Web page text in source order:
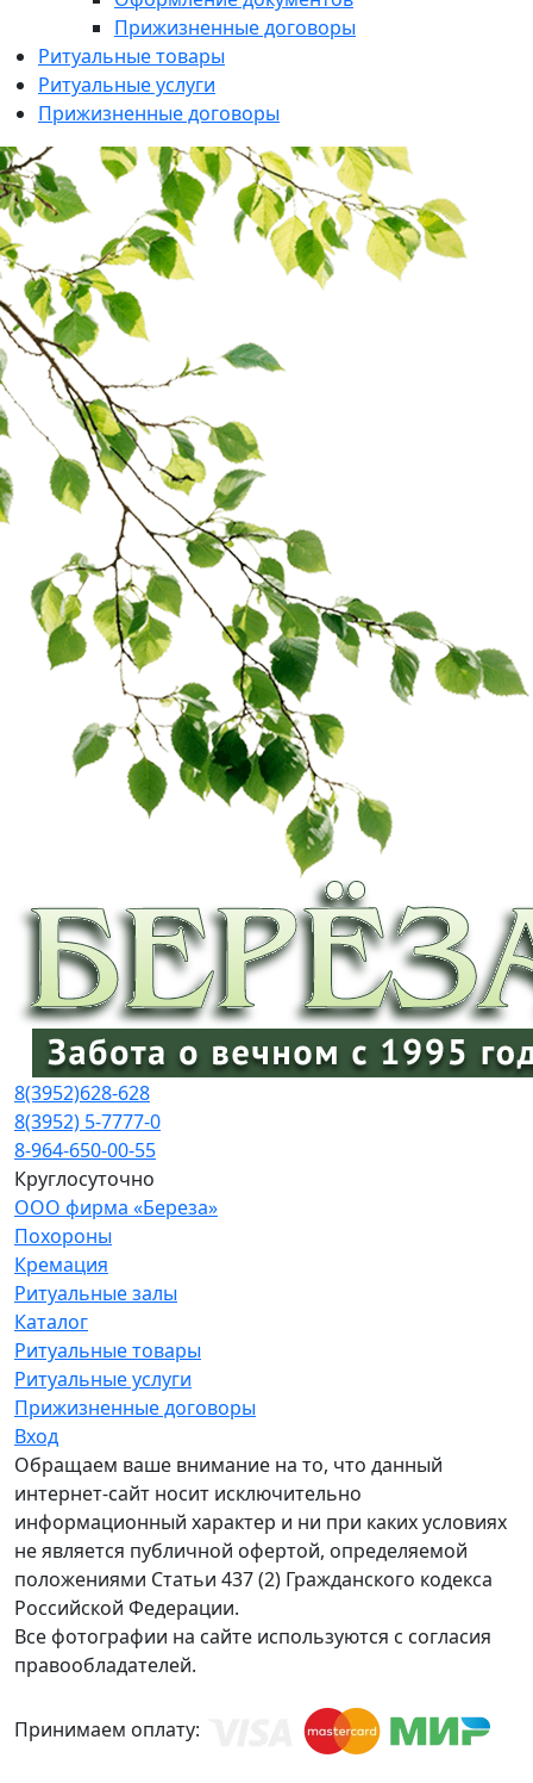
Прижизненные договоры
Ритуальные товары
Ритуальные услуги
Прижизненные договоры
8(3952)628-628
8(3952) 5-7777-0
8-964-650-00-55
Круглосуточно
ООО фирма «Береза»
Похороны
Кремация
Ритуальные залы
Каталог
Ритуальные товары
Ритуальные услуги
Прижизненные договоры
Вход
Обращаем ваше внимание на то, что данный
интернет-сайт носит исключительно
информационный характер и ни при каких условиях
не является публичной офертой, определяемой
положениями Статьи 437 (2) Гражданского кодекса
Российской Федерации.
Все фотографии на сайте используются с согласия
правообладателей.
Принимаем оплату: